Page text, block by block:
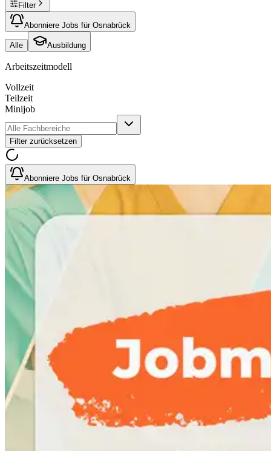
Filter
Abonniere Jobs für Osnabrück
Alle Ausbildung
Arbeitszeitmodell
Vollzeit
Teilzeit
Minijob
Filter zurücksetzen
Abonniere Jobs für Osnabrück